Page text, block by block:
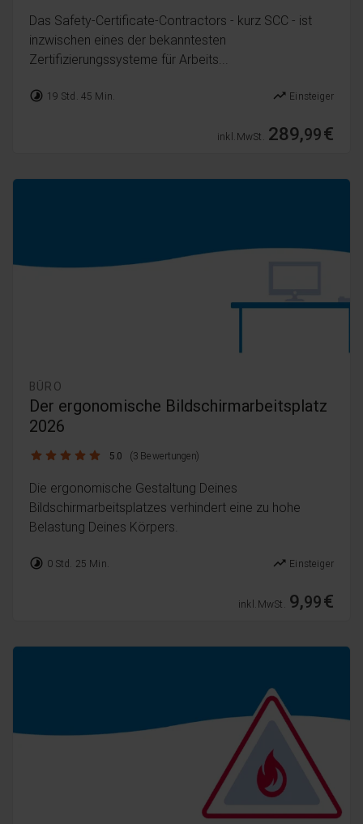
Das Safety-Certificate-Contractors - kurz SCC - ist
inzwischen eines der bekanntesten
Zertifizierungssysteme für Arbeits...
timelapse 19 Std. 45 Min. trending_up Einsteiger
inkl. MwSt. 289,99€
BÜRO
Der ergonomische Bildschirmarbeitsplatz
2026
5.0 / 5 5.0 (3 Bewertungen)
Die ergonomische Gestaltung Deines
Bildschirmarbeitsplatzes verhindert eine zu hohe
Belastung Deines Körpers.
timelapse 0 Std. 25 Min. trending_up Einsteiger
inkl. MwSt. 9,99€